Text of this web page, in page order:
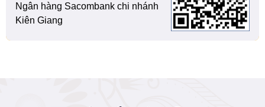
Ngân hàng Sacombank chi nhánh
Kiên Giang